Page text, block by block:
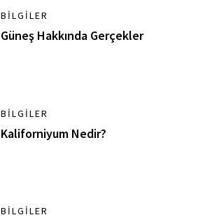
BILGILER
Güneş Hakkında Gerçekler
BILGILER
Kaliforniyum Nedir?
BILGILER